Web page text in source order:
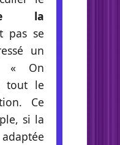
la
pas se
un
« On
tout le
Ce
si la